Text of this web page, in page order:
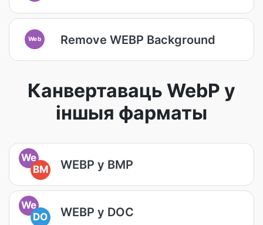
Web Remove WEBP Background
Канвертаваць WebP у
іншыя фарматы
We
BM
WEBP у BMP
We
DO
WEBP у DOC